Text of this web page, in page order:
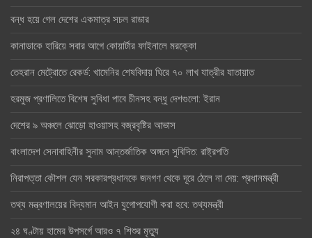
বন্ধ হয়ে গেল দেশের একমাত্র সচল রাডার
কানাডাকে হারিয়ে সবার আগে কোয়ার্টার ফাইনালে মরক্কো
তেহরান মেট্রোতে রেকর্ড: খামেনির শেষবিদায় ঘিরে ৭০ লাখ যাত্রীর যাতায়াত
হরমুজ প্রণালিতে বিশেষ সুবিধা পাবে চীনসহ বন্ধু দেশগুলো: ইরান
দেশের ৯ অঞ্চলে ঝোড়ো হাওয়াসহ বজ্রবৃষ্টির আভাস
বাংলাদেশ সেনাবাহিনীর সুনাম আন্তর্জাতিক অঙ্গনে সুবিদিত: রাষ্ট্রপতি
নিরাপত্তা কৌশল যেন সরকারপ্রধানকে জনগণ থেকে দূরে ঠেলে না দেয়: প্রধানমন্ত্রী
তথ্য মন্ত্রণালয়ের বিদ্যমান আইন যুগোপযোগী করা হবে: তথ্যমন্ত্রী
২৪ ঘণ্টায় হামের উপসর্গে আরও ৭ শিশুর মৃত্যু